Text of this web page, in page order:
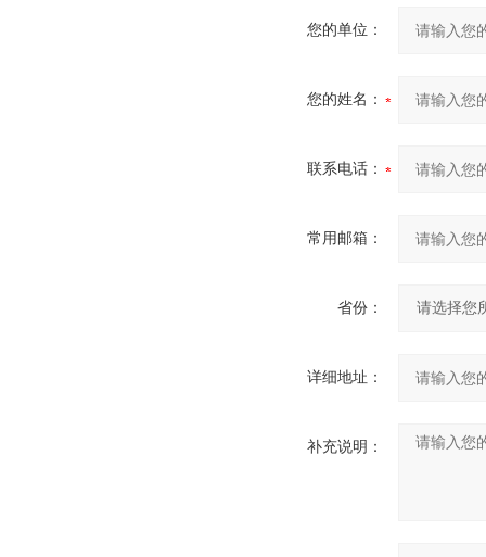
您的单位：
您的姓名：
联系电话：
常用邮箱：
省份：
详细地址：
补充说明：